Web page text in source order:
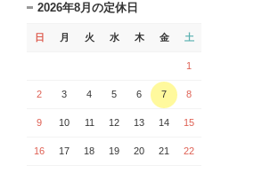
2026年8月の定休日
日 月 火 水 木 金 土
1
2 3 4 5 6 7 8
9 10 11 12 13 14 15
16 17 18 19 20 21 22